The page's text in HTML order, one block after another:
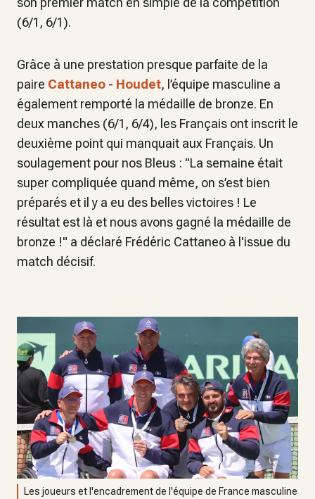
(6/1, 6/1).
Grâce à une prestation presque parfaite de la
paire Cattaneo - Houdet, l’équipe masculine a
également remporté la médaille de bronze. En
deux manches (6/1, 6/4), les Français ont inscrit le
deuxième point qui manquait aux Français. Un
soulagement pour nos Bleus : "La semaine était
super compliquée quand même, on s’est bien
préparés et il y a eu des belles victoires ! Le
résultat est là et nous avons gagné la médaille de
bronze !" a déclaré Frédéric Cattaneo à l'issue du
match décisif.
Les joueurs et l'encadrement de l'équipe de France masculine